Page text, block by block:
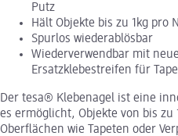
Putz
Hält Objekte bis zu 1kg pro
Spurlos wiederablösbar
Wiederverwendbar mit
Ersatzklebestreifen für
Der tesa® Klebenagel ist eine
es ermöglicht, Objekte von bis
Oberflächen wie Tapeten oder